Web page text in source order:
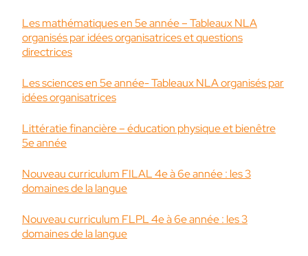
Les mathématiques en 5e année – Tableaux NLA
organisés par idées organisatrices et questions
directrices
Les sciences en 5e année- Tableaux NLA organisés par
idées organisatrices
Littératie financière – éducation physique et bienêtre
5e année
Nouveau curriculum FILAL 4e à 6e année : les 3
domaines de la langue
Nouveau curriculum FLPL 4e à 6e année : les 3
domaines de la langue